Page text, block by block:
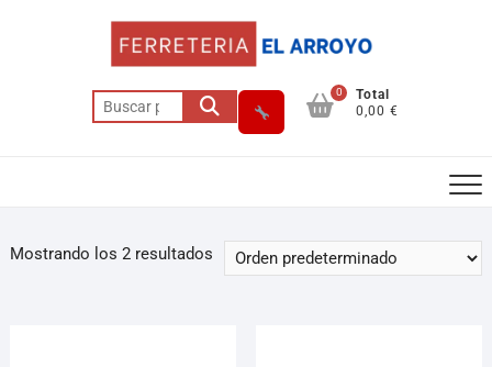
0
Total
0,00 €
Mostrando los 2 resultados